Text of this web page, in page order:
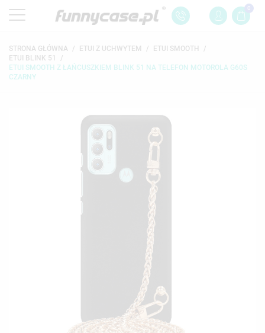
0
STRONA GŁÓWNA ETUI Z UCHWYTEM
ETUI SMOOTH
ETUI BLINK 51
ETUI SMOOTH Z ŁAŃCUSZKIEM BLINK 51 NA TELEFON MOTOROLA G60S
CZARNY